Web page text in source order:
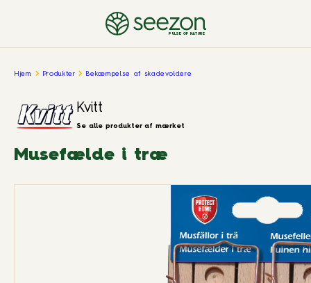
PULSE OF NATURE
Hjem Produkter Bekæmpelse af skadevoldere
Kvitt
Se alle produkter af mærket
Musefælde i træ